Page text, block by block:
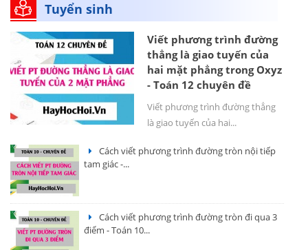
Tuyển sinh
Viết phương trình đường
thẳng là giao tuyến của
hai mặt phẳng trong Oxyz
- Toán 12 chuyên đề
Viết phương trình đường thẳng
là giao tuyến của hai...
Cách viết phương trình đường tròn nội tiếp
tam giác -...
Cách viết phương trình đường tròn đi qua 3
điểm - Toán 10...